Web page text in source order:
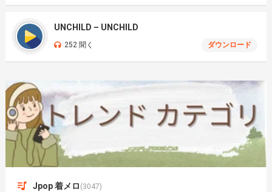
UNCHILD – UNCHILD
252 聞く ダウンロード
Jpop 着メロ (3047)